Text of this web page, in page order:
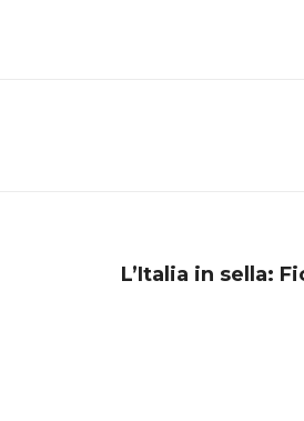
L’Italia in sella: